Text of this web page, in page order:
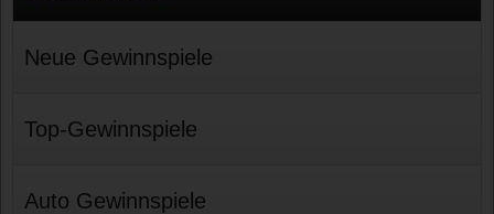
Neue Gewinnspiele
Top-Gewinnspiele
Auto Gewinnspiele